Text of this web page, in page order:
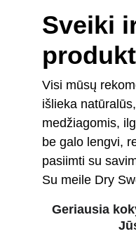
Sveiki
Visi mūsų
išlieka
medžiagomis,
be galo lengvi,
pasiimti su
Su meile Dry
Geriausia